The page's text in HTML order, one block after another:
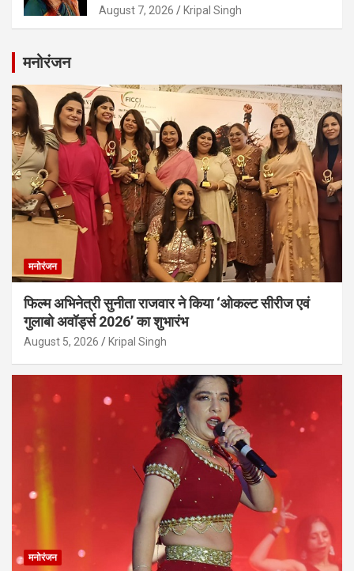
August 7, 2026 Kripal Singh
मनोरंजन
मनोरंजन
फिल्म अभिनेत्री सुनीता राजवार ने किया ‘ओकल्ट सीरीज एवं
गुलाबो अवॉर्ड्स 2026’ का शुभारंभ
August 5, 2026 Kripal Singh
मनोरंजन